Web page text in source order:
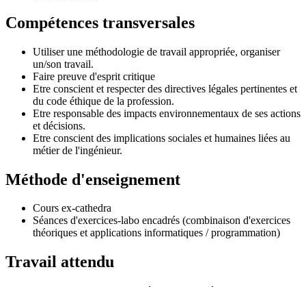
Compétences transversales
Utiliser une méthodologie de travail appropriée, organiser
un/son travail.
Faire preuve d'esprit critique
Etre conscient et respecter des directives légales pertinentes et
du code éthique de la profession.
Etre responsable des impacts environnementaux de ses actions
et décisions.
Etre conscient des implications sociales et humaines liées au
métier de l'ingénieur.
Méthode d'enseignement
Cours ex-cathedra
Séances d'exercices-labo encadrés (combinaison d'exercices
théoriques et applications informatiques / programmation)
Travail attendu